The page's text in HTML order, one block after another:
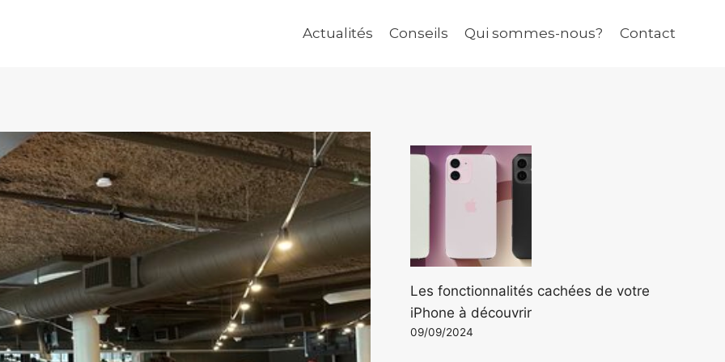
Actualités Conseils Qui sommes-nous? Contact
Les fonctionnalités cachées de votre
iPhone à découvrir
09/09/2024